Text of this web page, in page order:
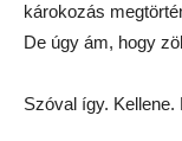
károkozás
De úgy ám, hogy
Szóval így. Kellene.